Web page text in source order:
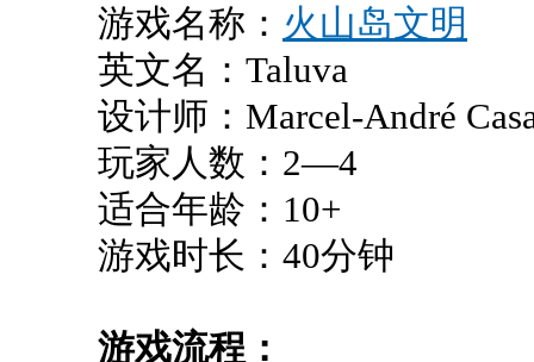
游戏名称： 火山岛文明
英文名：Taluva
设计师：Marcel-André
玩家人数：2—4
适合年龄：10+
游戏时长：40分钟
游戏流程：